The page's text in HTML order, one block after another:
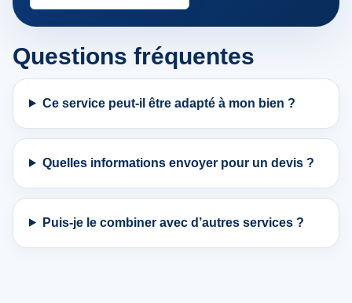
Questions fréquentes
Ce service peut-il être adapté à mon bien ?
Quelles informations envoyer pour un devis ?
Puis-je le combiner avec d’autres services ?